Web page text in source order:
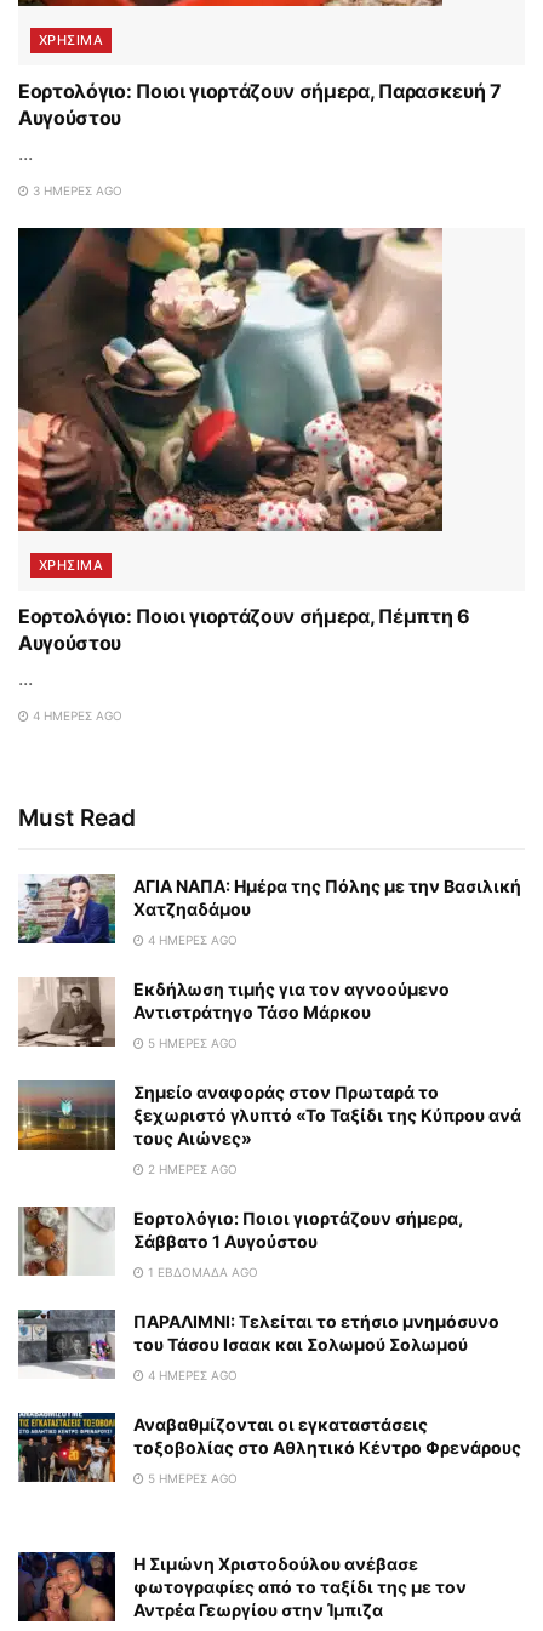
ΧΡΗΣΙΜΑ
Εορτολόγιο: Ποιοι γιορτάζουν σήμερα, Παρασκευή 7
Αυγούστου
...
3 ΗΜΈΡΕΣ AGO
ΧΡΗΣΙΜΑ
Εορτολόγιο: Ποιοι γιορτάζουν σήμερα, Πέμπτη 6
Αυγούστου
...
4 ΗΜΈΡΕΣ AGO
Must Read
ΑΓΙΑ ΝΑΠΑ: Ημέρα της Πόλης με την Βασιλική
Χατζηαδάμου
4 ΗΜΈΡΕΣ AGO
Εκδήλωση τιμής για τον αγνοούμενο
Αντιστράτηγο Τάσο Μάρκου
5 ΗΜΈΡΕΣ AGO
Σημείο αναφοράς στον Πρωταρά το
ξεχωριστό γλυπτό «Το Ταξίδι της Κύπρου ανά
τους Αιώνες»
2 ΗΜΈΡΕΣ AGO
Εορτολόγιο: Ποιοι γιορτάζουν σήμερα,
Σάββατο 1 Αυγούστου
1 ΕΒΔΟΜΆΔΑ AGO
ΠΑΡΑΛΙΜΝΙ: Τελείται το ετήσιο μνημόσυνο
του Τάσου Ισαακ και Σολωμού Σολωμού
4 ΗΜΈΡΕΣ AGO
Αναβαθμίζονται οι εγκαταστάσεις
τοξοβολίας στο Αθλητικό Κέντρο Φρενάρους
5 ΗΜΈΡΕΣ AGO
Η Σιμώνη Χριστοδούλου ανέβασε
φωτογραφίες από το ταξίδι της με τον
Αντρέα Γεωργίου στην Ίμπιζα